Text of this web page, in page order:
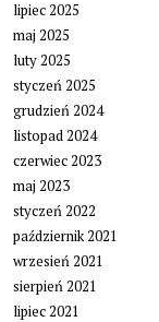
lipiec 2025
maj 2025
luty 2025
styczeń 2025
grudzień 2024
listopad 2024
czerwiec 2023
maj 2023
styczeń 2022
październik 2021
wrzesień 2021
sierpień 2021
lipiec 2021